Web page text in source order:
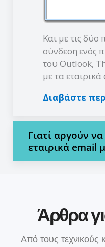
Και με τις δύο
σύνδεση ενός
του Outlook,
με τα
Διαβάστε
Γιατί αργούν
εταιρικά email
Άρθρα
Από τους τεχνικούς